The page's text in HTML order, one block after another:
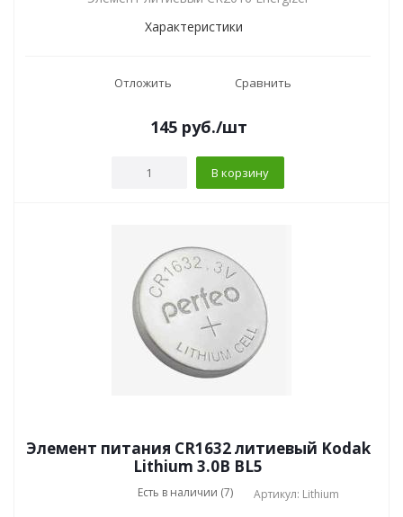
Характеристики
Отложить Сравнить
145руб./шт
В корзину
Элемент питания CR1632 литиевый Kodak
Lithium 3.0В BL5
Есть в наличии (7) Артикул: Lithium